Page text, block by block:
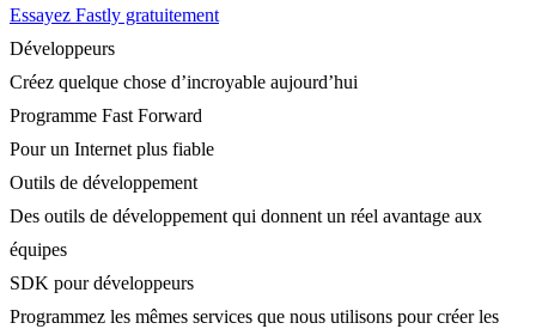
Essayez Fastly gratuitement
Développeurs
Créez quelque chose d’incroyable aujourd’hui
Programme Fast Forward
Pour un Internet plus fiable
Outils de développement
Des outils de développement qui donnent un réel avantage aux
équipes
SDK pour développeurs
Programmez les mêmes services que nous utilisons pour créer les